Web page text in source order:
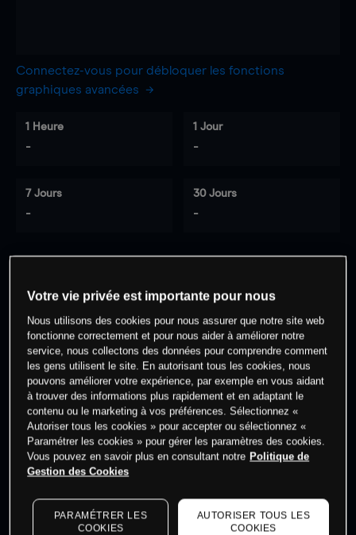
Connectez-vous pour débloquer les fonctions
graphiques avancées
1 Heure
-
1 Jour
-
7 Jours
-
30 Jours
-
cet actif
Commencez à trader
Les prix sont indicatifs.Connectez-vous pour voir les
dernières données du marché.
Votre vie privée est importante pour nous
Nous utilisons des cookies pour nous assurer que notre site web
fonctionne correctement et pour nous aider à améliorer notre
service, nous collectons des données pour comprendre comment
les gens utilisent le site. En autorisant tous les cookies, nous
pouvons améliorer votre expérience, par exemple en vous aidant
à trouver des informations plus rapidement et en adaptant le
contenu ou le marketing à vos préférences. Sélectionnez «
Autoriser tous les cookies » pour accepter ou sélectionnez «
Paramétrer les cookies » pour gérer les paramètres des cookies.
Vous pouvez en savoir plus en consultant notre Politique de
Gestion des Cookies
PARAMÉTRER LES
COOKIES
AUTORISER TOUS LES
COOKIES